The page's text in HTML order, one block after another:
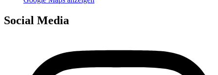
Social Media